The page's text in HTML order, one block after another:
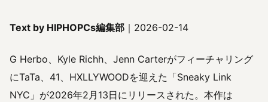
Text by HIPHOPCs編集部 ｜2026-02-14
G Herbo、Kyle Richh、Jenn Carterがフィーチャリング
にTaTa、41、HXLLYWOODを迎えた「Sneaky Link
NYC」が2026年2月13日にリリースされた。本作は